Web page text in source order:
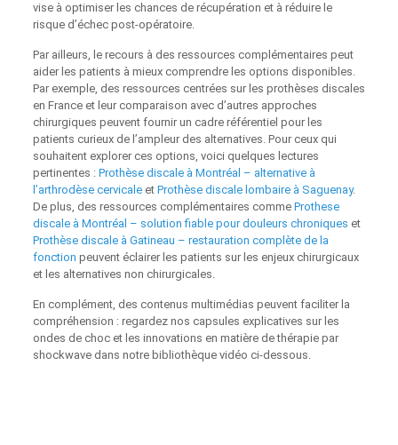
vise à optimiser les chances de récupération et à réduire le
risque d’échec post-opératoire.
Par ailleurs, le recours à des ressources complémentaires peut
aider les patients à mieux comprendre les options disponibles.
Par exemple, des ressources centrées sur les prothèses discales
en France et leur comparaison avec d’autres approches
chirurgiques peuvent fournir un cadre référentiel pour les
patients curieux de l’ampleur des alternatives. Pour ceux qui
souhaitent explorer ces options, voici quelques lectures
pertinentes : Prothèse discale à Montréal – alternative à
l’arthrodèse cervicaleet Prothèse discale lombaire à Saguenay.
De plus, des ressources complémentaires comme Prothese
discale à Montréal – solution fiable pour douleurs chroniques et
Prothèse discale à Gatineau – restauration complète de la
fonction peuvent éclairer les patients sur les enjeux chirurgicaux
et les alternatives non chirurgicales.
En complément, des contenus multimédias peuvent faciliter la
compréhension : regardez nos capsules explicatives sur les
ondes de choc et les innovations en matière de thérapie par
shockwave dans notre bibliothèque vidéo ci-dessous.